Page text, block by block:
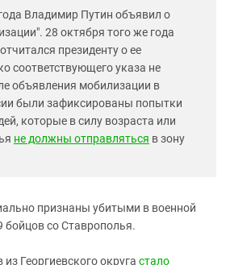
Владимир Путин объявил о
28 октября того же года
президенту о ее
соответствующего указа не
объявления мобилизации в
были зафиксированы попытки
которые в силу возраста или
не должны отправляться в зону
признаны убитыми в военной
бойцов со Ставрополья.
Георгиевского округа стало